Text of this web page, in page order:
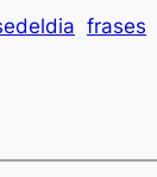
frases